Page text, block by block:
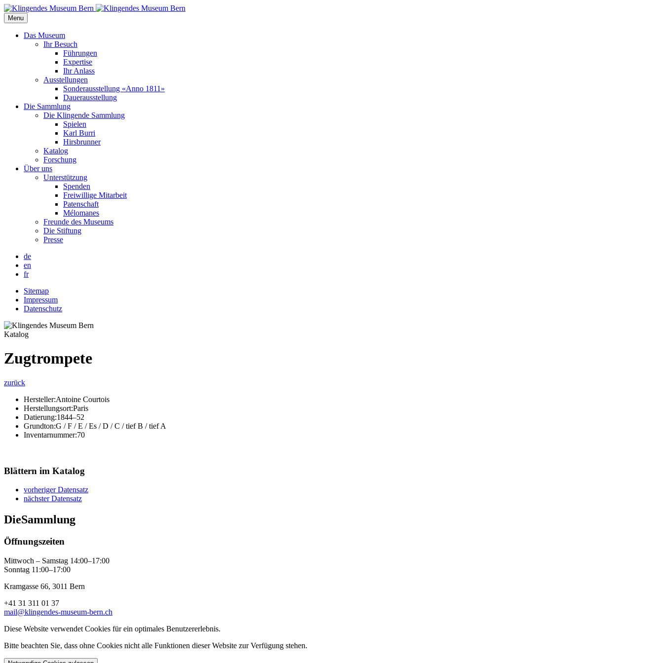
Menu
Das Museum
Ihr Besuch
Führungen
Expertise
Ihr Anlass
Ausstellungen
Sonderausstellung «Anno 1811»
Dauerausstellung
Die Sammlung
Die Klingende Sammlung
Spielen
Karl Burri
Hirsbrunner
Katalog
Forschung
Über uns
Unterstützung
Spenden
Freiwillige Mitarbeit
Patenschaft
Mélomanes
Freunde des Museums
Die Stiftung
Presse
de
en
fr
Sitemap
Impressum
Datenschutz
Katalog
Zugtrompete
zurück
Hersteller:Antoine Courtois
Herstellungsort:Paris
Datierung:1844–52
Grundton:G / F / E / Es / D / C / tief B / tief A
Inventarnummer:70
Blättern im Katalog
vorheriger Datensatz
nächster Datensatz
DieSammlung
Öffnungszeiten
Mittwoch – Samstag 14:00–17:00
Sonntag 11:00–17:00
Kramgasse 66, 3011 Bern
+41 31 311 01 37
mail@klingendes-museum-bern.ch
Diese Website verwendet Cookies für ein optimales Benutzererlebnis.
Bitte beachten Sie, dass ohne Cookies nicht alle Funktionen dieser Website zur Verfügung stehen.